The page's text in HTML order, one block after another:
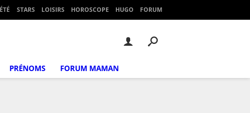
STARS LOISIRS HOROSCOPE HUGO FORUM
PRÉNOMS FORUM MAMAN